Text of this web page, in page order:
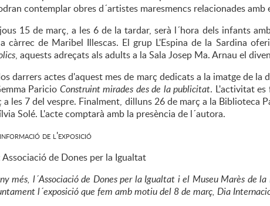
contemplar obres d´artistes maresmencs relacionades amb
15 de març, a les 6 de la tardar, serà l´hora dels infants
càrrec de Maribel Illescas. El grup L'Espina de la Sardina
, aquests adreçats als adults a la Sala Josep Ma. Arnau el
darrers actes d'aquest mes de març dedicats a la imatge de
Paricio Construint mirades des de la publicitat. L'activitat es
a les 7 del vespre. Finalment, dilluns 26 de març a la Biblioteca
Solé. L'acte comptarà amb la presència de l´autora.
de l'exposició
Associació de Dones per la Igualtat
més, l´Associació de Dones per la Igualtat i el Museu Marès de
l´exposició que fem amb motiu del 8 de març, Dia